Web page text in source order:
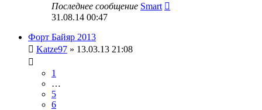
Последнее сообщение Smart
31.08.14 00:47
Форт Байяр 2013
Katze97 » 13.03.13 21:08
1
…
5
6